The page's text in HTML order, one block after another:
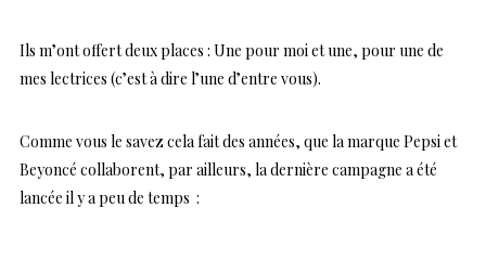
Ils m’ont offert deux places : Une pour moi et une, pour une de
mes lectrices (c’est à dire l’une d’entre vous).
Comme vous le savez cela fait des années, que la marque Pepsi et
Beyoncé collaborent, par ailleurs, la dernière campagne a été
lancée il y a peu de temps :